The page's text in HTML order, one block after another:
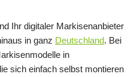
Ihr digitaler Markisenanbieter
in ganz Deutschland. Bei
in
sich einfach selbst montieren